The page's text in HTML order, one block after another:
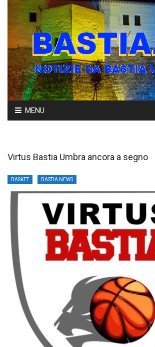
Skip
to
MENU
Virtus Bastia Umbra ancora a segno
BASKET BASTIA NEWS